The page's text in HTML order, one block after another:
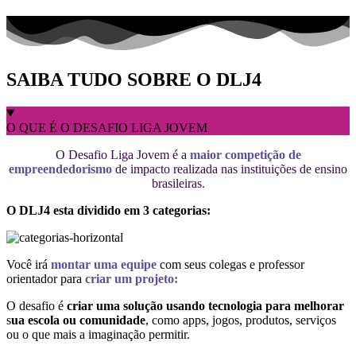
SAIBA TUDO SOBRE O DLJ4
O QUE É O DESAFIO LIGA JOVEM
O Desafio Liga Jovem é a maior competição de
empreendedorismo de impacto realizada nas instituições de ensino
brasileiras.
O DLJ4 esta dividido em 3 categorias:
Você irá montar uma equipe com seus colegas e professor
orientador para criar um projeto:
O desafio é criar uma solução usando tecnologia para melhorar
sua escola ou comunidade, como apps, jogos, produtos, serviços
ou o que mais a imaginação permitir.